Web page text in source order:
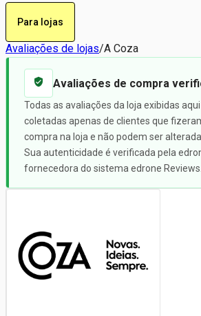
Para lojas
Avaliações de lojas/A Coza
Avaliações de compra
Todas as avaliações da loja exibidas
coletadas apenas de clientes que
compra na loja e não podem ser
Sua autenticidade é verificada pela
fornecedora do sistema edrone Reviews.